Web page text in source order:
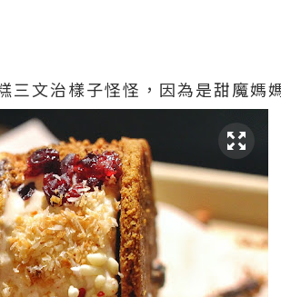
文治樣子怪怪，因為是甜魔媽